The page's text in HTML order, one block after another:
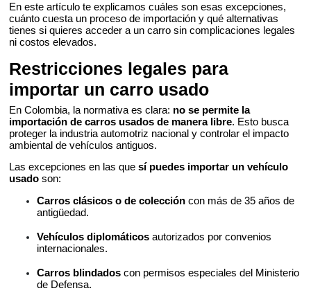
En este artículo te explicamos cuáles son esas excepciones,
cuánto cuesta un proceso de importación y qué alternativas
tienes si quieres acceder a un carro sin complicaciones legales
ni costos elevados.
Restricciones legales para
importar un carro usado
En Colombia, la normativa es clara: no se permite la
importación de carros usados de manera libre. Esto busca
proteger la industria automotriz nacional y controlar el impacto
ambiental de vehículos antiguos.
Las excepciones en las que sí puedes importar un vehículo
usadoson:
Carros clásicos o de coleccióncon más de 35 años de
antigüedad.
Vehículos diplomáticosautorizados por convenios
internacionales.
Carros blindadoscon permisos especiales del Ministerio
de Defensa.